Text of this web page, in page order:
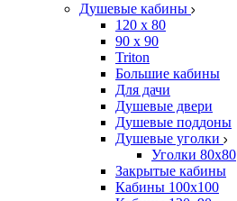
Душевые кабины
120 x 80
90 х 90
Triton
Большие кабины
Для дачи
Душевые двери
Душевые поддоны
Душевые уголки
Уголки 80х80
Закрытые кабины
Кабины 100x100